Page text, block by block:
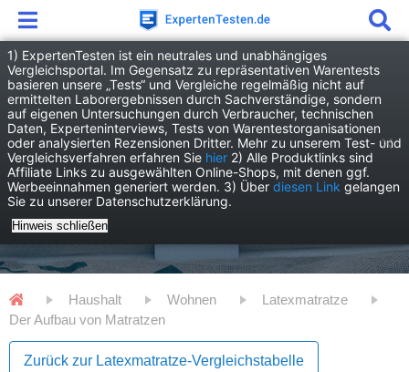
1) ExpertenTesten ist ein neutrales und unabhängiges
Vergleichsportal. Im Gegensatz zu repräsentativen Warentests
basieren unsere „Tests“ und Vergleiche regelmäßig nicht auf
ermittelten Laborergebnissen durch Sachverständige, sondern
auf eigenen Untersuchungen durch Verbraucher, technischen
Daten, Experteninterviews, Tests von Warentestorganisationen
oder analysierten Rezensionen Dritter. Mehr zu unserem Test- und
Vergleichsverfahren erfahren Sie hier 2) Alle Produktlinks sind
Affiliate Links zu ausgewählten Online-Shops, mit denen ggf.
Werbeeinnahmen generiert werden. 3) Über diesen Link gelangen
Sie zu unserer Datenschutzerklärung.
Hinweis schließen
Haushalt Wohnen
Latexmatratze
Der Aufbau von Matratzen
Zurück zur Latexmatratze-Vergleichstabelle